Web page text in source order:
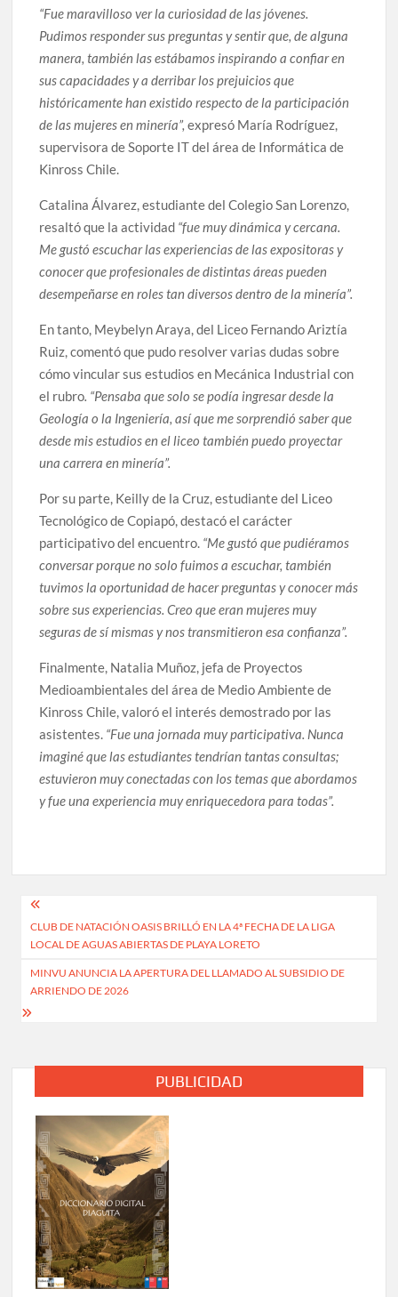
“Fue maravilloso ver la curiosidad de las jóvenes.
Pudimos responder sus preguntas y sentir que, de alguna
manera, también las estábamos inspirando a confiar en
sus capacidades y a derribar los prejuicios que
históricamente han existido respecto de la participación
de las mujeres en minería”, expresó María Rodríguez,
supervisora de Soporte IT del área de Informática de
Kinross Chile.
Catalina Álvarez, estudiante del Colegio San Lorenzo,
resaltó que la actividad “fue muy dinámica y cercana.
Me gustó escuchar las experiencias de las expositoras y
conocer que profesionales de distintas áreas pueden
desempeñarse en roles tan diversos dentro de la minería”.
En tanto, Meybelyn Araya, del Liceo Fernando Ariztía
Ruiz, comentó que pudo resolver varias dudas sobre
cómo vincular sus estudios en Mecánica Industrial con
el rubro. “Pensaba que solo se podía ingresar desde la
Geología o la Ingeniería, así que me sorprendió saber que
desde mis estudios en el liceo también puedo proyectar
una carrera en minería”.
Por su parte, Keilly de la Cruz, estudiante del Liceo
Tecnológico de Copiapó, destacó el carácter
participativo del encuentro. “Me gustó que pudiéramos
conversar porque no solo fuimos a escuchar, también
tuvimos la oportunidad de hacer preguntas y conocer más
sobre sus experiencias. Creo que eran mujeres muy
seguras de sí mismas y nos transmitieron esa confianza”.
Finalmente, Natalia Muñoz, jefa de Proyectos
Medioambientales del área de Medio Ambiente de
Kinross Chile, valoró el interés demostrado por las
asistentes. “Fue una jornada muy participativa. Nunca
imaginé que las estudiantes tendrían tantas consultas;
estuvieron muy conectadas con los temas que abordamos
y fue una experiencia muy enriquecedora para todas”.
Navegación
de
entradas
CLUB DE NATACIÓN OASIS BRILLÓ EN LA 4ª FECHA DE LA LIGA
LOCAL DE AGUAS ABIERTAS DE PLAYA LORETO
MINVU ANUNCIA LA APERTURA DEL LLAMADO AL SUBSIDIO DE
ARRIENDO DE 2026
PUBLICIDAD